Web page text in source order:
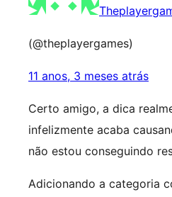
(@theplayergames)
11 anos, 3 meses atrás
Certo amigo, a dica
infelizmente acaba
não estou conseguindo
Adicionando a categoria